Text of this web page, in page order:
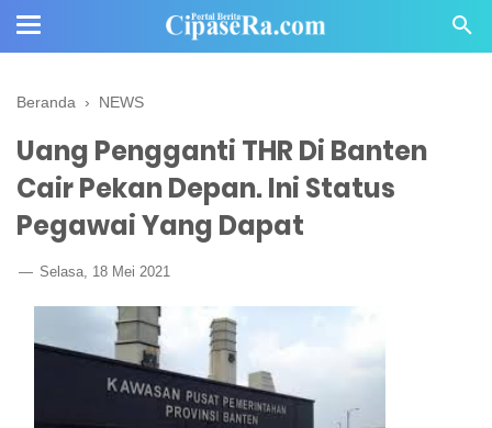
Beranda › NEWS
Uang Pengganti THR Di Banten
Cair Pekan Depan. Ini Status
Pegawai Yang Dapat
Selasa, 18 Mei 2021